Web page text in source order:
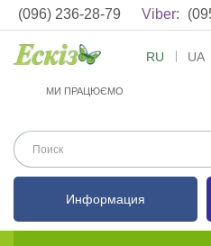
(096) 236-28-79 Viber:
МИ ПРАЦЮЄМО
RU UA
Информация